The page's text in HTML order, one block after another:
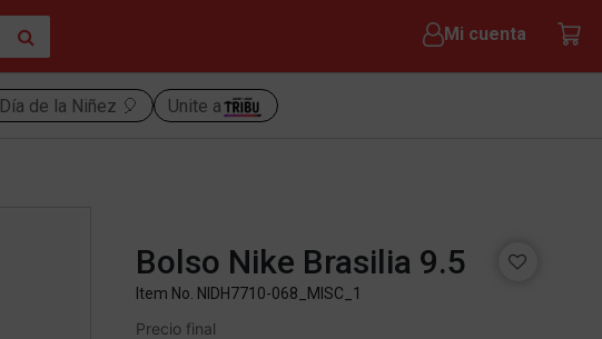
Mi cuenta
Día de la Niñez 🎈 Unite a
Bolso Nike Brasilia 9.5
Item No. NIDH7710-068_MISC_1
Precio final